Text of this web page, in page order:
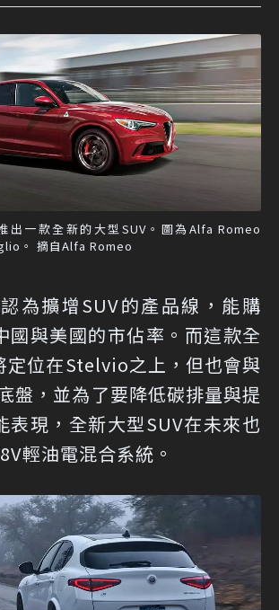
出一款全新的大型SUV。圖為Alfa Romeo
。 摘自Alfa Romeo
為擴增SUV的產品線，能購
國與美國的市佔率。而這款全
定位在Stelvio之上，但也會與
盤，並為了要降低碳排量與提
表現，全新大型SUV在未來也
輕油電混合系統。